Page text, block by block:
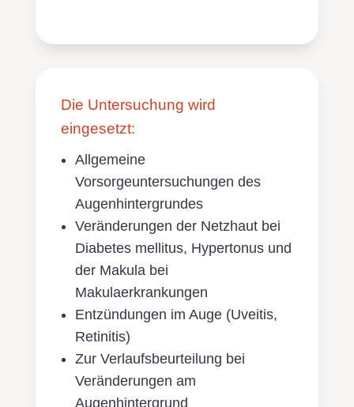
Die Untersuchung wird
eingesetzt:
Allgemeine
Vorsorgeuntersuchungen des
Augenhintergrundes
Veränderungen der Netzhaut bei
Diabetes mellitus, Hypertonus und
der Makula bei
Makulaerkrankungen
Entzündungen im Auge (Uveitis,
Retinitis)
Zur Verlaufsbeurteilung bei
Veränderungen am
Augenhintergrund